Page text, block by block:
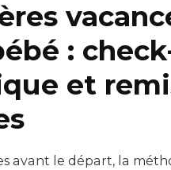
:
et
avant le départ, la